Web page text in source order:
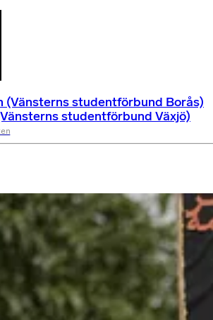
(Vänsterns studentförbund Borås)
studentförbund Växjö)